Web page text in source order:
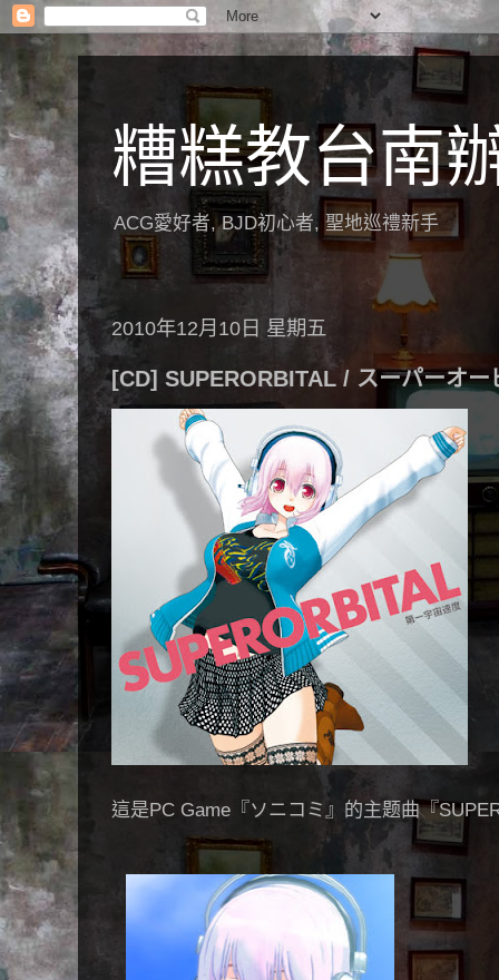
糟糕教台南
ACG愛好者, BJD初心者, 聖地巡禮新手
2010年12月10日 星期五
[CD] SUPERORBITAL / スーパーオー
這是PC Game『ソニコミ』的主题曲『